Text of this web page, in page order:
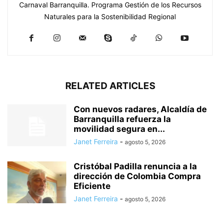
Carnaval Barranquilla. Programa Gestión de los Recursos
Naturales para la Sostenibilidad Regional
RELATED ARTICLES
Con nuevos radares, Alcaldía de
Barranquilla refuerza la
movilidad segura en...
Janet Ferreira - agosto 5, 2026
Cristóbal Padilla renuncia a la
dirección de Colombia Compra
Eficiente
Janet Ferreira - agosto 5, 2026